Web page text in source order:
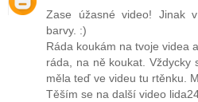
Zase úžasné video! Jinak
barvy. :)
Ráda koukám na tvoje videa
ráda, na ně koukat.
měla teď ve videu tu rtěnku.
Těším se na další video